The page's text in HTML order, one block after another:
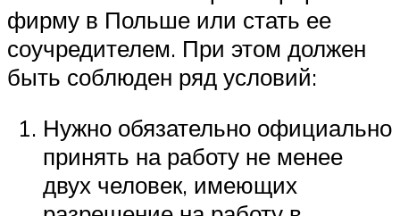
фирму в Польше или стать ее
соучредителем. При этом должен
быть соблюден ряд условий:
Нужно обязательно официально
принять на работу не менее
двух человек, имеющих